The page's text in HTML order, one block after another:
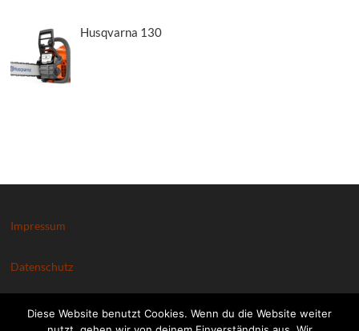
Husqvarna 130
Impressum
Datenschutz
Kontakt
Diese Website benutzt Cookies. Wenn du die Website weiter